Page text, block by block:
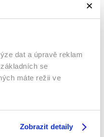
dat a úpravě reklam
se
máte režii ve
Zobrazit detaily